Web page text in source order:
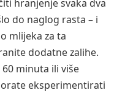
hranjenje svaka dva
do naglog rasta – i
mlijeka za ta
dodatne zalihe.
minuta ili više
eksperimentirati